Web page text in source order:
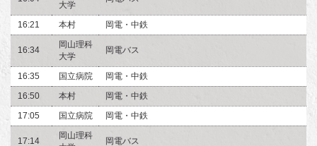
大学
16:21 本村 岡電・中鉄
16:34
岡山理科
大学
岡電バス
16:35 国立病院
岡電・中鉄
16:50
本村
岡電・中鉄
17:05
国立病院 岡電・中鉄
17:14
岡山理科
岡電バス